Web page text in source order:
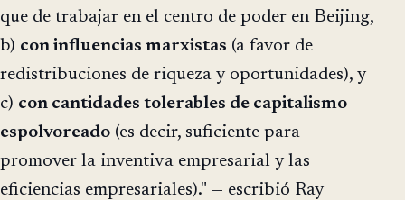
que de trabajar en el centro de poder en Beijing,
b) con influencias marxistas (a favor de
redistribuciones de riqueza y oportunidades), y
c) con cantidades tolerables de capitalismo
espolvoreado (es decir, suficiente para
promover la inventiva empresarial y las
eficiencias empresariales)." — escribió Ray